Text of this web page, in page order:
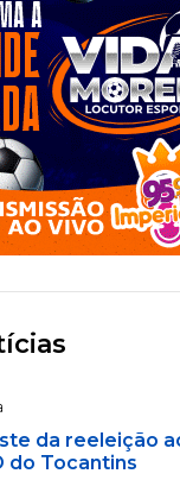
da reeleição
do Tocantins